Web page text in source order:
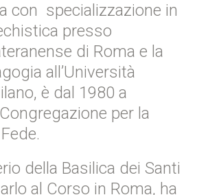
con specializzazione in
presso
di Roma e la
all’Università
è dal 1980 a
per la
della Basilica dei Santi
al Corso in Roma, ha